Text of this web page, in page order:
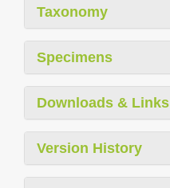
Taxonomy
Specimens
Downloads & Links
Version History